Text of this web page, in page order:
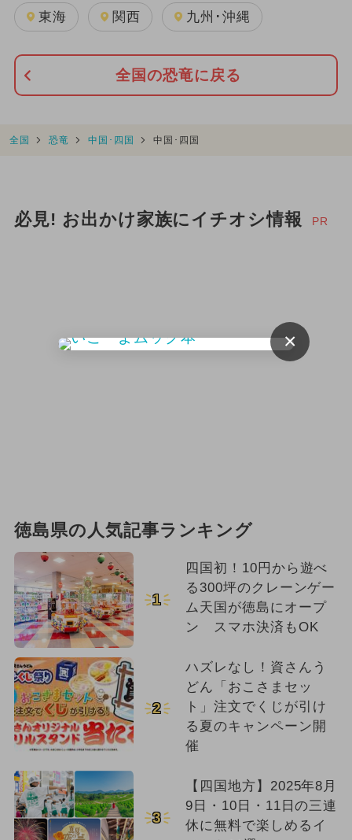
東海 関西 九州･沖縄
全国の恐竜に戻る
全国 恐竜 中国･四国 中国･四国
必見! お出かけ家族にイチオシ情報 PR
徳島県の人気記事ランキング
1
四国初！10円から遊べ
る300坪のクレーンゲー
ム天国が徳島にオープ
ン スマホ決済もOK
2
ハズレなし！資さんう
どん「おこさまセッ
ト」注文でくじが引け
る夏のキャンペーン開
催
3
【四国地方】2025年8月
9日・10日・11日の三連
休に無料で楽しめるイ
×